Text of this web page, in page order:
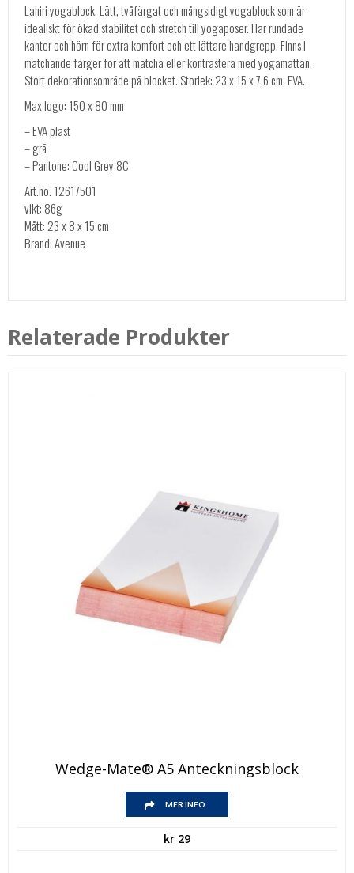
Lahiri yogablock. Lätt, tvåfärgat och mångsidigt yogablock som är
idealiskt för ökad stabilitet och stretch till yogaposer. Har rundade
kanter och hörn för extra komfort och ett lättare handgrepp. Finns i
matchande färger för att matcha eller kontrastera med yogamattan.
Stort dekorationsområde på blocket. Storlek: 23 x 15 x 7,6 cm. EVA.
Max logo: 150 x 80 mm
– EVA plast
– grå
– Pantone: Cool Grey 8C
Art.no. 12617501
vikt: 86g
Mått: 23 x 8 x 15 cm
Brand: Avenue
Relaterade Produkter
Wedge-Mate® A5 Anteckningsblock
MER INFO
kr 29